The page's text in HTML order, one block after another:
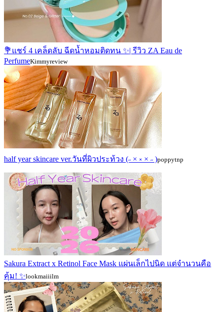
💐แชร์ 4 เคล็ดลับ ฉีดน้ำหอมติดทน ✨| รีวิว ZA Eau de
PerfumeKimmyreview
half year skincare ver.วันที่ผิวประท้วง (˶ × ༝ × ˶ )poppytnp
Sakura Extract x Retinol Face Mask แผ่นเล็กไปนิด แต่จำนวนคือ
คุ้ม! ✨lookmaiiilm